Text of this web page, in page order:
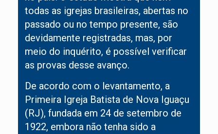
todas as igrejas brasileiras, abertas no
passado ou no tempo presente, são
devidamente registradas, mas, por
meio do inquérito, é possível verificar
as provas desse avanço.
De acordo com o levantamento, a
Primeira Igreja Batista de Nova Iguaçu
(RJ), fundada em 24 de setembro de
1922, embora não tenha sido a